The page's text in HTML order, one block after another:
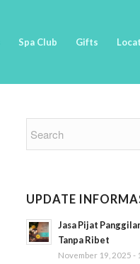
Spa Club Gifts
UPDATE
Jasa Pijat
Tanpa Ribet
November 19, 2025 -